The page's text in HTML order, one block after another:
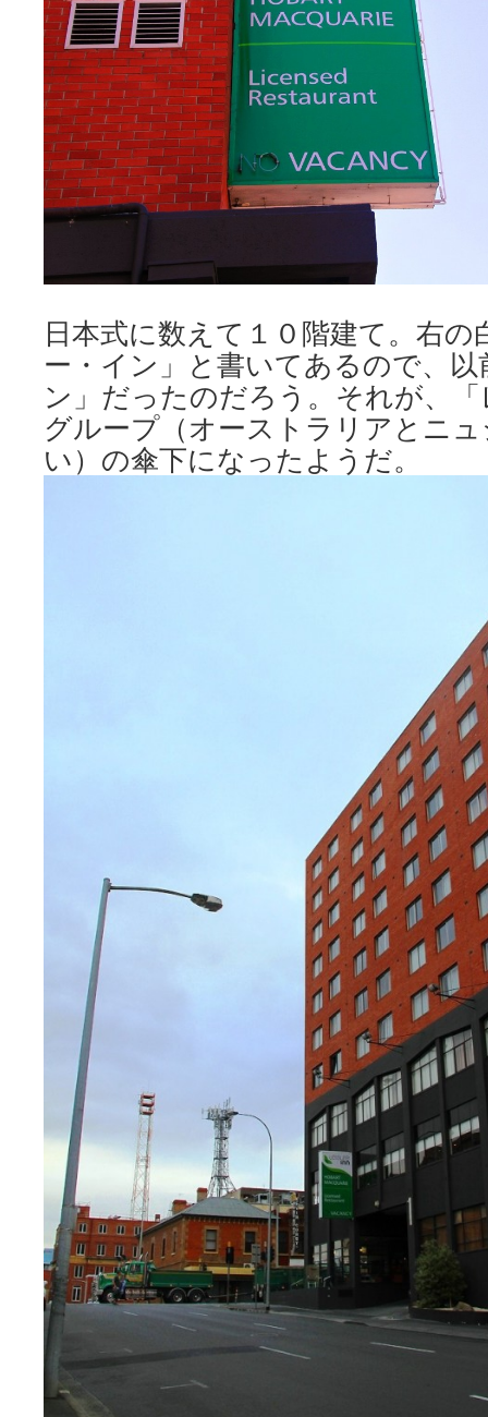
日本式に数えて１０階建て。右
ー・イン」と書いてあるので、
ン」だったのだろう。それが、
グループ（オーストラリアとニ
い）の傘下になったようだ。